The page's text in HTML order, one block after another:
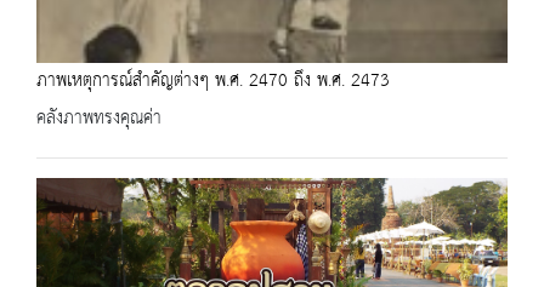
ภาพเหตุการณ์สำคัญต่างๆ พ.ศ. 2470 ถึง พ.ศ. 2473
คลังภาพทรงคุณค่า